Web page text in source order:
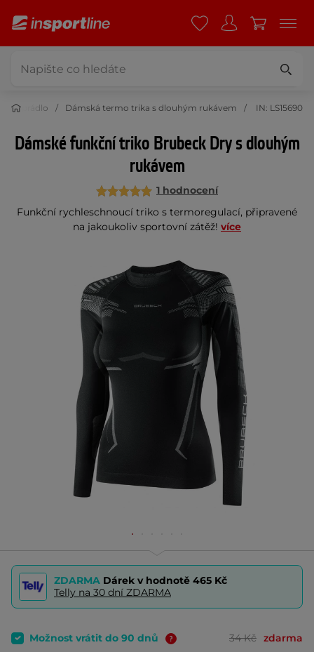
prádlo Dámská termo trika s dlouhým rukávem IN: LS15690
Dámské funkční triko Brubeck Dry s dlouhým
rukávem
1 hodnocení
Funkční rychleschnoucí triko s termoregulací, připravené
na jakoukoliv sportovní zátěž! více
ZDARMA Dárek v hodnotě 465 Kč
Telly na 30 dní ZDARMA
Možnost vrátit do 90 dnů 34 Kč zdarma